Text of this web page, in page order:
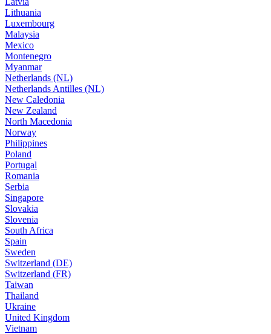
Lithuania
Luxembourg
Malaysia
Mexico
Montenegro
Myanmar
Netherlands (NL)
Netherlands Antilles (NL)
New Caledonia
New Zealand
North Macedonia
Norway
Philippines
Poland
Portugal
Romania
Serbia
Singapore
Slovakia
Slovenia
South Africa
Spain
Sweden
Switzerland (DE)
Switzerland (FR)
Taiwan
Thailand
Ukraine
United Kingdom
Vietnam